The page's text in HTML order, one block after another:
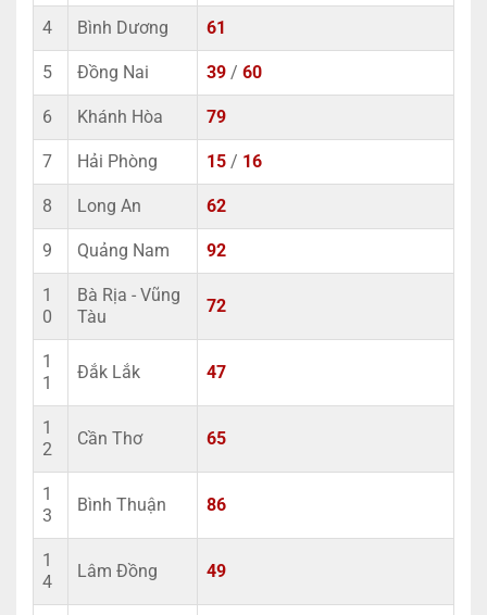
4 Bình Dương 61
5 Đồng Nai 39 / 60
6 Khánh Hòa 79
7 Hải Phòng 15 / 16
8 Long An 62
9 Quảng Nam 92
1
0
Bà Rịa - Vũng
Tàu
72
1
1
Đắk Lắk 47
1
2
Cần Thơ 65
1
3
Bình Thuận 86
1
4
Lâm Đồng 49